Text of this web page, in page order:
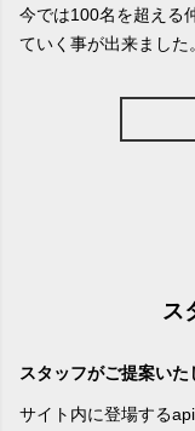
今では100名を超える
ていく事が出来ました。
ス
スタッフがご提案いた
サイト内に登場する